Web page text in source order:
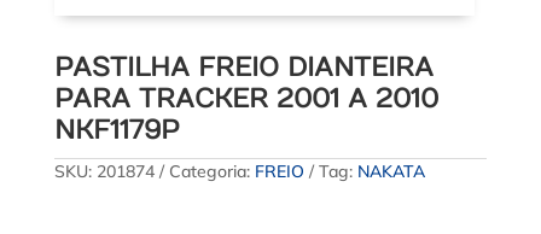
PASTILHA FREIO DIANTEIRA
PARA TRACKER 2001 A 2010
NKF1179P
SKU: 201874 Categoria: FREIO Tag: NAKATA